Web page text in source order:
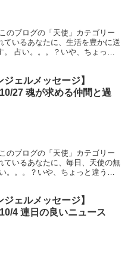
のブログの「天使」カテゴリー
いるあなたに、生活を豊かに送
。 占い。。。？いや、ちょっと
ジェルメッセージ】
27 魂が求める仲間と過
のブログの「天使」カテゴリー
ているあなたに、毎日、天使の無
。。。？いや、ちょっと違うか
ジェルメッセージ】
いニュース